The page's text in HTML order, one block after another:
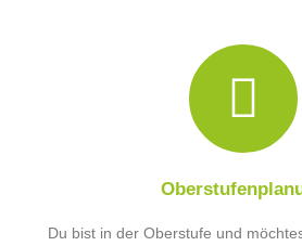
Du bist in der Oberstufe und